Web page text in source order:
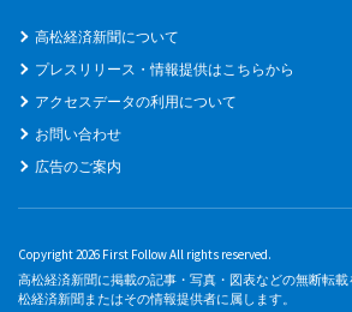
高松経済新聞について
プレスリリース・情報提供はこちらから
アクセスデータの利用について
お問い合わせ
広告のご案内
Copyright 2026 First Follow All rights reserved.
高松経済新聞に掲載の記事・写真・図表などの無断転
松経済新聞またはその情報提供者に属します。